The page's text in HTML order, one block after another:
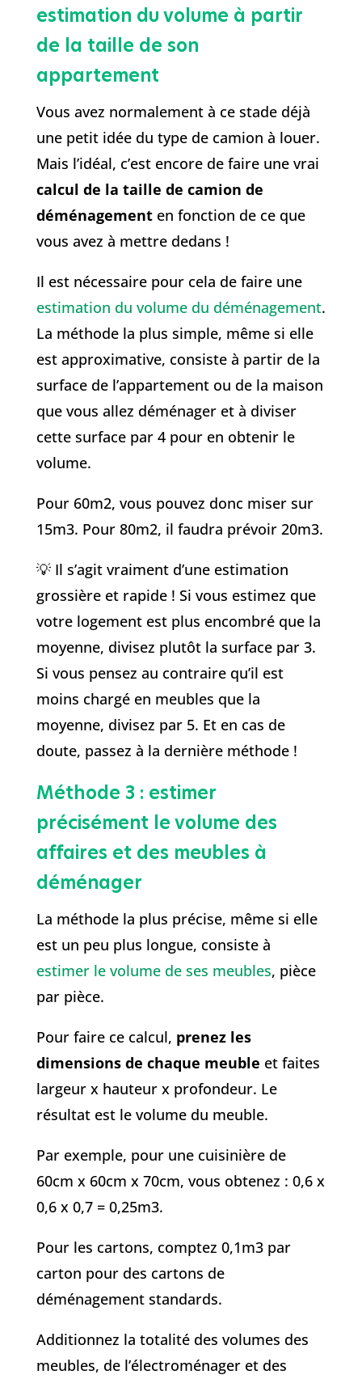
estimation du volume à partir
de la taille de son
appartement
Vous avez normalement à ce stade déjà
une petit idée du type de camion à louer.
Mais l’idéal, c’est encore de faire une vrai
calcul de la taille de camion de
déménagement en fonction de ce que
vous avez à mettre dedans !
Il est nécessaire pour cela de faire une
estimation du volume du déménagement.
La méthode la plus simple, même si elle
est approximative, consiste à partir de la
surface de l’appartement ou de la maison
que vous allez déménager et à diviser
cette surface par 4 pour en obtenir le
volume.
Pour 60m2, vous pouvez donc miser sur
15m3. Pour 80m2, il faudra prévoir 20m3.
💡 Il s’agit vraiment d’une estimation
grossière et rapide ! Si vous estimez que
votre logement est plus encombré que la
moyenne, divisez plutôt la surface par 3.
Si vous pensez au contraire qu’il est
moins chargé en meubles que la
moyenne, divisez par 5. Et en cas de
doute, passez à la dernière méthode !
Méthode 3 : estimer
précisément le volume des
affaires et des meubles à
déménager
La méthode la plus précise, même si elle
est un peu plus longue, consiste à
estimer le volume de ses meubles, pièce
par pièce.
Pour faire ce calcul, prenez les
dimensions de chaque meuble et faites
largeur x hauteur x profondeur. Le
résultat est le volume du meuble.
Par exemple, pour une cuisinière de
60cm x 60cm x 70cm, vous obtenez : 0,6 x
0,6 x 0,7 = 0,25m3.
Pour les cartons, comptez 0,1m3 par
carton pour des cartons de
déménagement standards.
Additionnez la totalité des volumes des
meubles, de l’électroménager et des